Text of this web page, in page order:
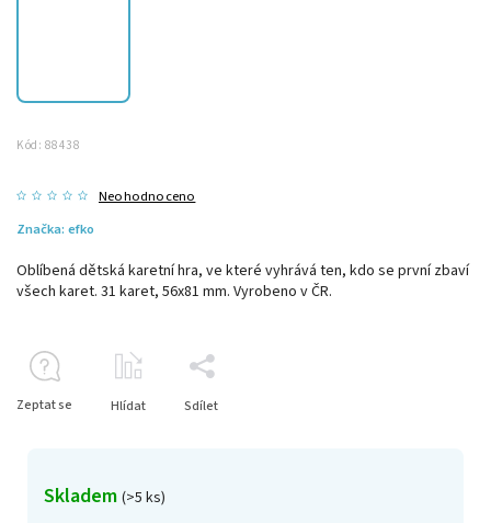
Kód: 88438
Neohodnoceno
Značka: efko
Skladem (>5 ks)
Oblíbená dětská karetní hra, ve které vyhrává ten, kdo se první zbaví
všech karet. 31 karet, 56x81 mm. Vyrobeno v ČR.
Zeptat se Hlídat Sdílet